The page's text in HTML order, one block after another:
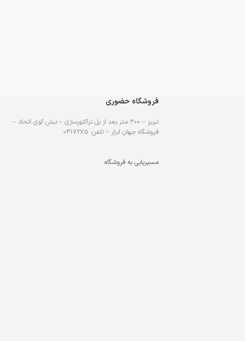
فروشگاه حضوری
تبریز – ۳۰۰ متر بعد از پل تراکتورسازی – نبش کوی اتحاد –
فروشگاه جهان ابزار – تلفن: 0417275
مسیریابی به فروشگاه